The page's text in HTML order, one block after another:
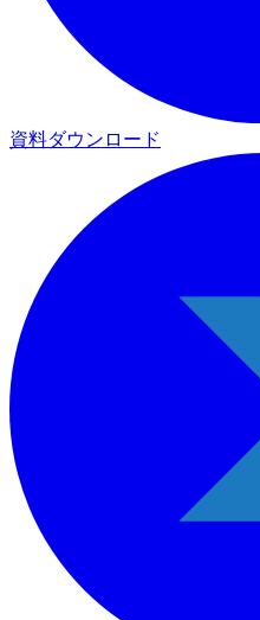
資料ダウンロード